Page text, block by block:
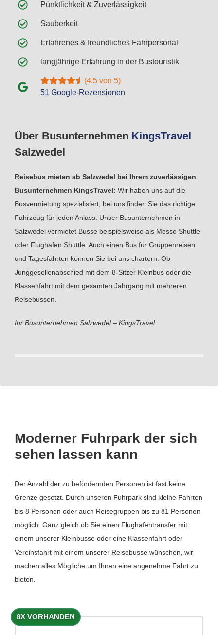
Über Busunternehmen KingsTravel
Salzwedel
Reisebus mieten ab Salzwedel bei Ihrem zuverlässigen
Busunternehmen KingsTravel: Wir haben uns auf die
Busvermietung spezialisiert, bei uns finden Sie das richtige
Fahrzeug für jeden Anlass. Unser Busunternehmen in
Salzwedel vermietet Busse beispielsweise als Messe Shuttle
oder Flughafen Shuttle. Auch einen Bus für Gruppenreisen
und Tagesfahrten können Sie bei uns chartern. Ob
Junggesellenabschied mit dem 8-Sitzer Kleinbus oder die
Klassenfahrt mit dem gesamten Jahrgang mit mehreren
Reisebussen.
Ihr Busunternehmen Salzwedel – KingsTravel
Pünktlichkeit & Zuverlässigkeit
Sauberkeit
Erfahrenes & freundliches Fahrpersonal
langjährige Erfahrung in der Bustouristik
(4.5 von 5)
51 Google-Rezensionen
Moderner Fuhrpark der sich
sehen lassen kann
Der Anzahl der zu befördernden Personen ist fast keine
Grenze gesetzt. Durch unseren Fuhrpark sind kleine Fahrten
bis 8 Personen oder auch Reisegruppen bis zu 81 Personen
möglich. Ganz gleich ob Sie einen Flughafentransfer mit
einem unserer Kleinbusse oder eine Klassenfahrt oder
Vereinsfahrt mit einem unserer Reisebusse wünschen, wir
machen alles Mögliche um Ihnen eine angenehme Fahrt zu
bieten.
8X VORHANDEN